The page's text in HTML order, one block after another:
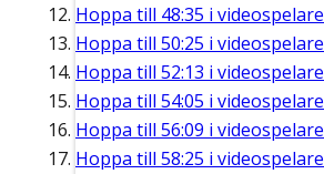
Hoppa till 48:35 i
Hoppa till 50:25 i
Hoppa till 52:13 i
Hoppa till 54:05 i
Hoppa till 56:09 i
Hoppa till 58:25 i